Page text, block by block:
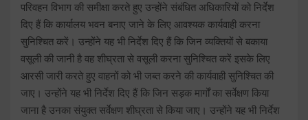
परिवहन विभाग की समीक्षा करते हुए उन्होंने संबंधित अधिकारियों को निर्देश
दिए हैं कि कार्यालय भवन बनाए जाने के लिए आवश्यक कार्यवाही करना
सुनिश्चित करें। उन्होंने यह भी निर्देश दिए हैं कि जिन व्यक्तियों से बकाया
वसूली की जानी है वह शीघ्रता से वसूली करना सुनिश्चित करें इसके लिए
आरसी जारी करते हुए वाहनों को भी जब्त करने की कार्यवाही सुनिश्चित की
जाए। उन्होंने यह भी निर्देश दिए हैं कि जिन सड़क मार्गों का सर्वेक्षण किया
जाना है उनका संयुक्त सर्वेक्षण शीघ्रता से किया जाए। उन्होंने यह भी निर्देश